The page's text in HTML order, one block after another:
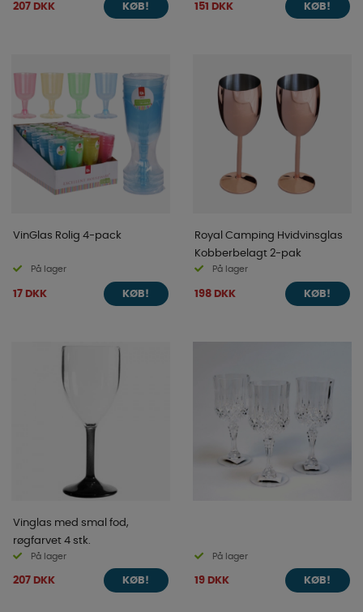
207 DKK KØB! 151 DKK KØB!
VinGlas Rolig 4-pack
På lager
17 DKK KØB!
Royal Camping Hvidvinsglas
Kobberbelagt 2-pak
På lager
198 DKK KØB!
Vinglas med smal fod,
røgfarvet 4 stk.
På lager
207 DKK KØB!
På lager
19 DKK KØB!